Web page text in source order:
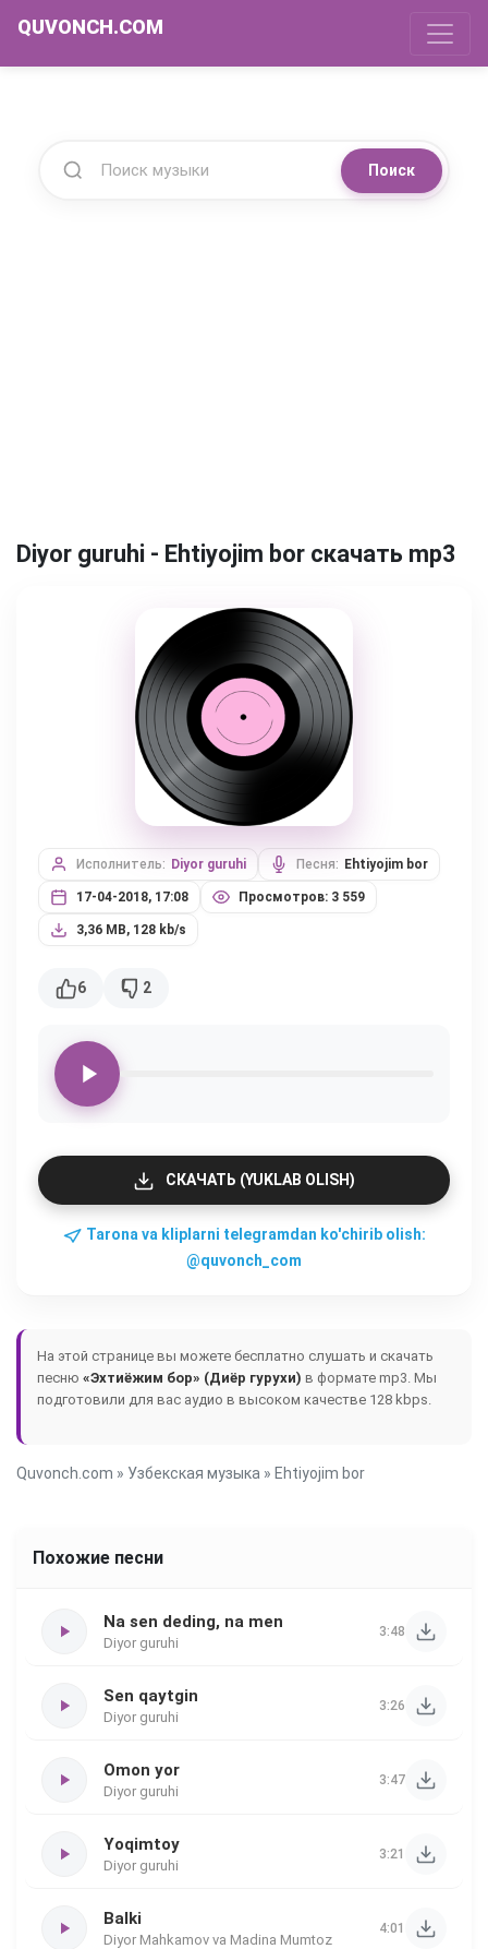
QUVONCH.COM
Поиск
Diyor guruhi - Ehtiyojim bor скачать mp3
Исполнитель: Diyor guruhi Песня: Ehtiyojim bor
17-04-2018, 17:08 Просмотров: 3 559
3,36 MB, 128 kb/s
6 2
СКАЧАТЬ (YUKLAB OLISH)
Tarona va kliplarni telegramdan ko'chirib olish:
@quvonch_com
На этой странице вы можете бесплатно слушать и скачать
песню «Эхтиёжим бор» (Диёр гурухи) в формате mp3. Мы
подготовили для вас аудио в высоком качестве 128 kbps.
Quvonch.com » Узбекская музыка » Ehtiyojim bor
Похожие песни
Na sen deding, na men
Diyor guruhi
3:48
Sen qaytgin
Diyor guruhi
3:26
Omon yor
Diyor guruhi
3:47
Yoqimtoy
Diyor guruhi
3:21
Balki
Diyor Mahkamov va Madina Mumtoz
4:01